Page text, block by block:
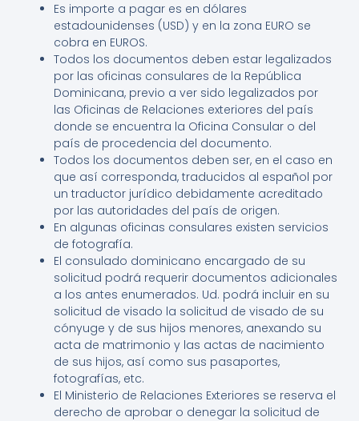
Es importe a pagar es en dólares
estadounidenses (USD) y en la zona EURO se
cobra en EUROS.
Todos los documentos deben estar legalizados
por las oficinas consulares de la República
Dominicana, previo a ver sido legalizados por
las Oficinas de Relaciones exteriores del país
donde se encuentra la Oficina Consular o del
país de procedencia del documento.
Todos los documentos deben ser, en el caso en
que así corresponda, traducidos al español por
un traductor jurídico debidamente acreditado
por las autoridades del país de origen.
En algunas oficinas consulares existen servicios
de fotografía.
El consulado dominicano encargado de su
solicitud podrá requerir documentos adicionales
a los antes enumerados. Ud. podrá incluir en su
solicitud de visado la solicitud de visado de su
cónyuge y de sus hijos menores, anexando su
acta de matrimonio y las actas de nacimiento
de sus hijos, así como sus pasaportes,
fotografías, etc.
El Ministerio de Relaciones Exteriores se reserva el
derecho de aprobar o denegar la solicitud de